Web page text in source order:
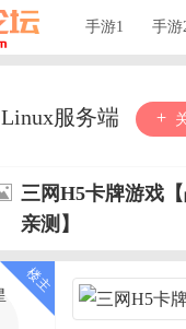
手游1 手游
Linux服务端
三网H5卡牌游戏
亲测】